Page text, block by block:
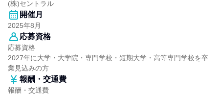
(株)セントラル
開催月
2025年8月
応募資格
応募資格
2027年に大学・大学院・専門学校・短期大学・高等専門学校を卒
業見込みの方
報酬・交通費
報酬・交通費